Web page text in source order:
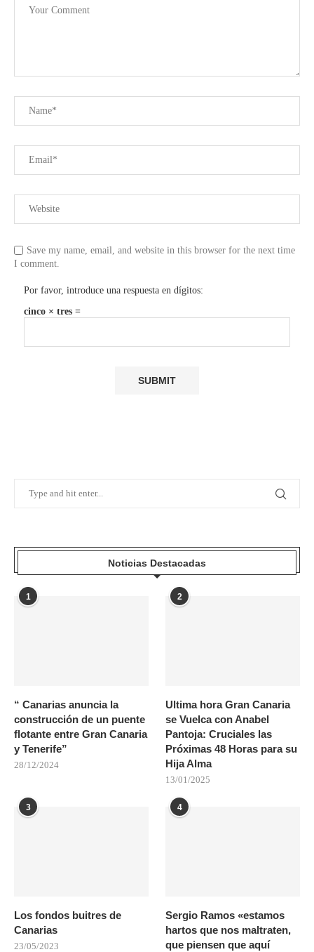
Save my name, email, and website in this browser for the next time
I comment.
Por favor, introduce una respuesta en dígitos:
cinco × tres =
Noticias Destacadas
1
“ Canarias anuncia la
construcción de un puente
flotante entre Gran Canaria
y Tenerife”
28/12/2024
2
Ultima hora Gran Canaria
se Vuelca con Anabel
Pantoja: Cruciales las
Próximas 48 Horas para su
Hija Alma
13/01/2025
3
Los fondos buitres de
Canarias
23/05/2023
4
Sergio Ramos «estamos
hartos que nos maltraten,
que piensen que aquí